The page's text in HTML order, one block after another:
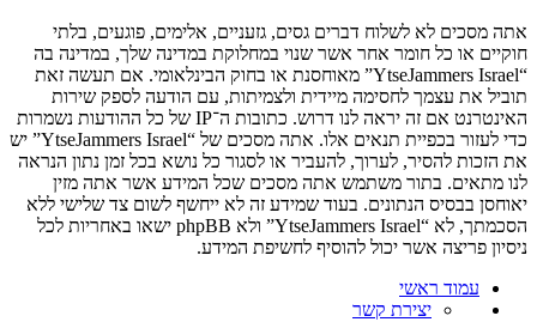
אתה מסכים לא לשלוח דברים גסים, גזעניים, אלימים, פוגעים, בלתי
חוקיים או כל חומר אחר אשר שנוי במחלוקת במדינה שלך, במדינה בה
“YtseJammers Israel” מאוחסנת או בחוק הבינלאומי. אם תעשה זאת
תוביל את עצמך לחסימה מיידית ולצמיתות, עם הודעה לספק שירות
האינטרנט אם זה יראה לנו דרוש. כתובות ה־IP של כל ההודעות נשמרות
כדי לעזור בכפיית תנאים אלו. אתה מסכים של “YtseJammers Israel” יש
את הזכות להסיר, לערוך, להעביר או לסגור כל נושא בכל זמן נתון הנראה
לנו מתאים. בתור משתמש אתה מסכים שכל המידע אשר אתה מזין
יאוחסן בבסיס הנתונים. בעוד שמידע זה לא ייחשף לשום צד שלישי ללא
הסכמתך, לא “YtseJammers Israel” ולא phpBB ישאו באחריות לכל
ניסיון פריצה אשר יכול להוסיף לחשיפת המידע.
עמוד ראשי
יצירת קשר